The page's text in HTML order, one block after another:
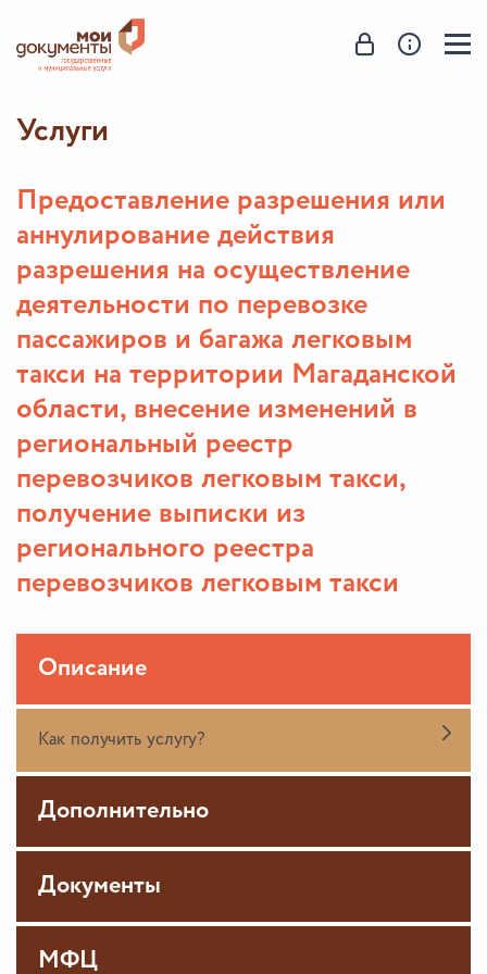
Услуги
Предоставление разрешения или
аннулирование действия
разрешения на осуществление
деятельности по перевозке
пассажиров и багажа легковым
такси на территории Магаданской
области, внесение изменений в
региональный реестр
перевозчиков легковым такси,
получение выписки из
регионального реестра
перевозчиков легковым такси
Описание
Как получить услугу?
Дополнительно
Документы
МФЦ